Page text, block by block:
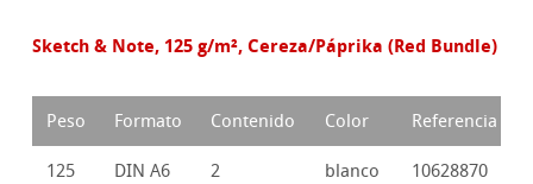
Sketch & Note, 125 g/m², Cereza/Páprika (Red Bundle)
Peso Formato Contenido Color Referencia
125
DIN A6
2
blanco
10628870